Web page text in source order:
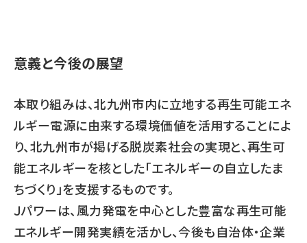
意義と今後の展望
本取り組みは、北九州市内に立地する再生可能エネ
ルギー電源に由来する環境価値を活用することによ
り、北九州市が掲げる脱炭素社会の実現と、再生可
能エネルギーを核とした「エネルギーの自立したま
ちづくり」を支援するものです。
Ｊパワーは、風力発電を中心とした豊富な再生可能
エネルギー開発実績を活かし、今後も自治体・企業